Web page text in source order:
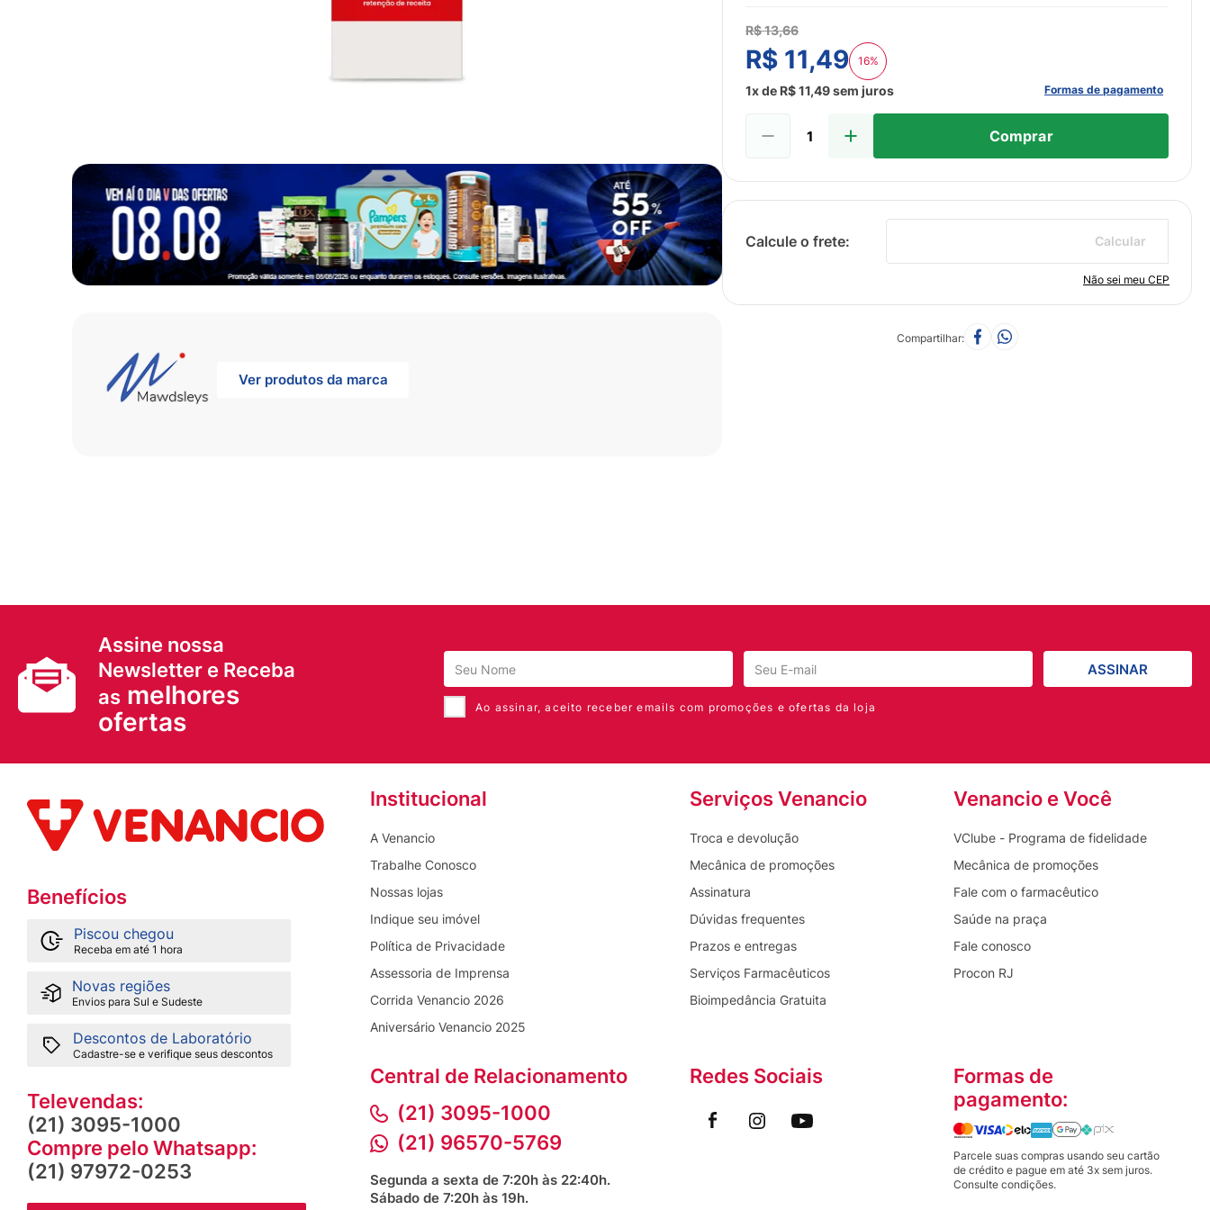
R$13,66
R$ 11,49 16%
1x de R$ 11,49sem juros Formas de pagamento
Comprar
Não sei meu CEP
Calcular
Compartilhar
Ver produtos da marca
Assine nossa
Newsletter e Receba
as melhores
ofertas
ASSINAR
Ao assinar, aceito receber emails com promoções e ofertas da loja
Benefícios
Piscou chegou
Receba em até 1 hora
Novas regiões
Envios para Sul e Sudeste
Descontos de Laboratório
Cadastre-se e verifique seus descontos
Televendas:
(21) 3095-1000
Compre pelo Whatsapp:
(21) 97972-0253
Institucional
A Venancio
Trabalhe Conosco
Nossas lojas
Indique seu imóvel
Política de Privacidade
Assessoria de Imprensa
Corrida Venancio 2026
Aniversário Venancio 2025
Serviços Venancio
Troca e devolução
Mecânica de promoções
Assinatura
Dúvidas frequentes
Prazos e entregas
Serviços Farmacêuticos
Bioimpedância Gratuita
Venancio e Você
VClube - Programa de fidelidade
Mecânica de promoções
Fale com o farmacêutico
Saúde na praça
Fale conosco
Procon RJ
Central de Relacionamento
(21) 3095-1000
(21) 96570-5769
Segunda a sexta de 7:20h às 22:40h.
Sábado de 7:20h às 19h.
Redes Sociais
Formas de
pagamento:
Parcele suas compras usando seu cartão
de crédito e pague em até 3x sem juros.
Consulte condições.